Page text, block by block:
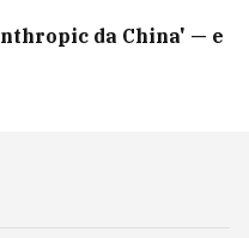
da China' — e